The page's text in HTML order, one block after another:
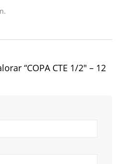
“COPA CTE 1/2″ – 12